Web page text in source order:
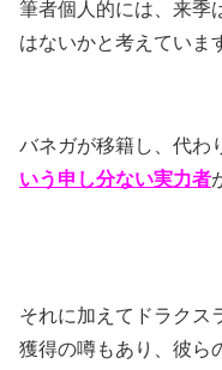
筆者個人的には、来季
はないかと考えていま
バネガが移籍し、代わ
いう申し分ない実力者
それに加えてドラクス
獲得の噂もあり、彼ら